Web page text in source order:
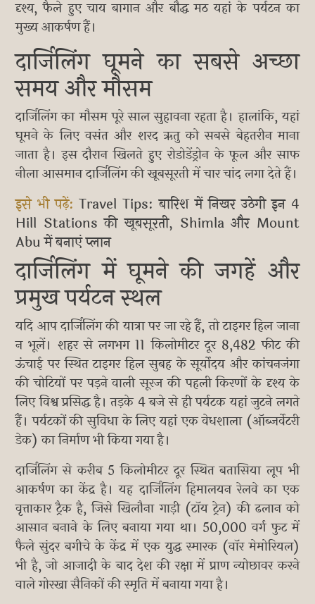
दृश्य, फैले हुए चाय बागान और बौद्ध मठ यहां के पर्यटन का
मुख्य आकर्षण हैं।
दार्जिलिंग घूमने का सबसे अच्छा
समय और मौसम
दार्जिलिंग का मौसम पूरे साल सुहावना रहता है। हालांकि, यहां
घूमने के लिए वसंत और शरद ऋतु को सबसे बेहतरीन माना
जाता है। इस दौरान खिलते हुए रोडोडेंड्रोन के फूल और साफ
नीला आसमान दार्जिलिंग की खूबसूरती में चार चांद लगा देते हैं।
इसे भी पढ़ें:Travel Tips: बारिश में निखर उठेगी इन 4
Hill Stations की खूबसूरती, Shimla और Mount
Abu में बनाएं प्लान
दार्जिलिंग में घूमने की जगहें और
प्रमुख पर्यटन स्थल
यदि आप दार्जिलिंग की यात्रा पर जा रहे हैं, तो टाइगर हिल जाना
न भूलें। शहर से लगभग 11 किलोमीटर दूर 8,482 फीट की
ऊंचाई पर स्थित टाइगर हिल सुबह के सूर्योदय और कांचनजंगा
की चोटियों पर पड़ने वाली सूरज की पहली किरणों के दृश्य के
लिए विश्व प्रसिद्ध है। तड़के 4 बजे से ही पर्यटक यहां जुटने लगते
हैं। पर्यटकों की सुविधा के लिए यहां एक वेधशाला (ऑब्जर्वेटरी
डेक) का निर्माण भी किया गया है।
दार्जिलिंग से करीब 5 किलोमीटर दूर स्थित बतासिया लूप भी
आकर्षण का केंद्र है। यह दार्जिलिंग हिमालयन रेलवे का एक
वृत्ताकार ट्रैक है, जिसे खिलौना गाड़ी (टॉय ट्रेन) की ढलान को
आसान बनाने के लिए बनाया गया था। 50,000 वर्ग फुट में
फैले सुंदर बगीचे के केंद्र में एक युद्ध स्मारक (वॉर मेमोरियल)
भी है, जो आजादी के बाद देश की रक्षा में प्राण न्योछावर करने
वाले गोरखा सैनिकों की स्मृति में बनाया गया है।